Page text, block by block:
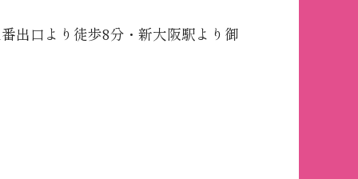
出口より徒歩8分・新大阪駅より御